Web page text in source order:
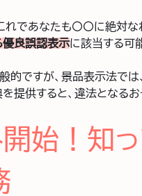
れであなたも〇〇に絶対
優良誤認表示に該当する可
的ですが、景品表示法で
提供すると、違法となるお
始！知